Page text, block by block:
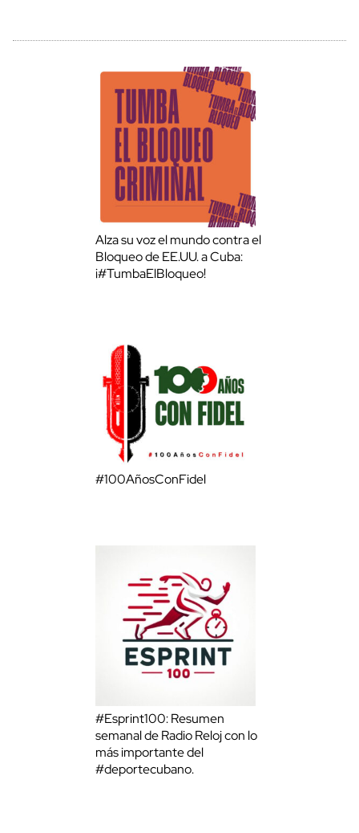
Alza su voz el mundo contra el
Bloqueo de EE.UU. a Cuba:
¡#TumbaElBloqueo!
#100AñosConFidel
#Esprint100: Resumen
semanal de Radio Reloj con lo
más importante del
#deportecubano.